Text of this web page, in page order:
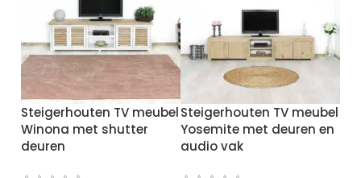
Steigerhouten TV meubel
Winona met shutter
deuren
Steigerhouten TV meubel
Yosemite met deuren en
audio vak